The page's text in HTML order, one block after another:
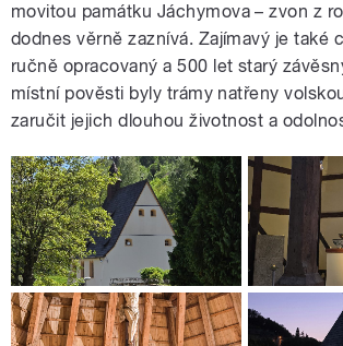
movitou památku Jáchymova – zvon z
dodnes věrně zaznívá. Zajímavý je také
ručně opracovaný a 500 let starý
místní pověsti byly trámy natřeny
zaručit jejich dlouhou životnost a